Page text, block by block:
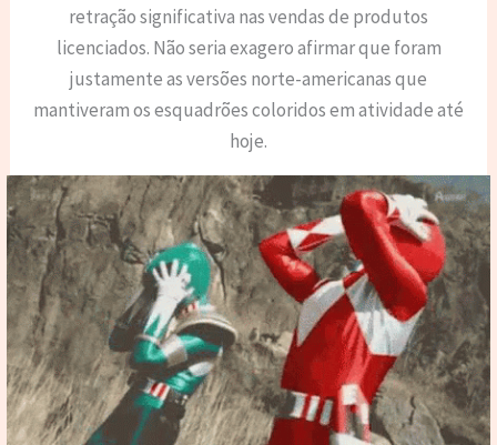
retração significativa nas vendas de produtos
licenciados. Não seria exagero afirmar que foram
justamente as versões norte-americanas que
mantiveram os esquadrões coloridos em atividade até
hoje.